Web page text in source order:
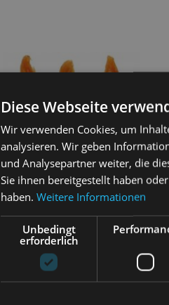
HILTON Hühnerfilet am Spieß
Diese Webseite
Wir verwenden Cookies, um
analysieren. Wir geben
und Analysepartner weiter, die
Sie ihnen bereitgestellt haben
haben. Weitere Informationen
Unbedingt
erforderlich